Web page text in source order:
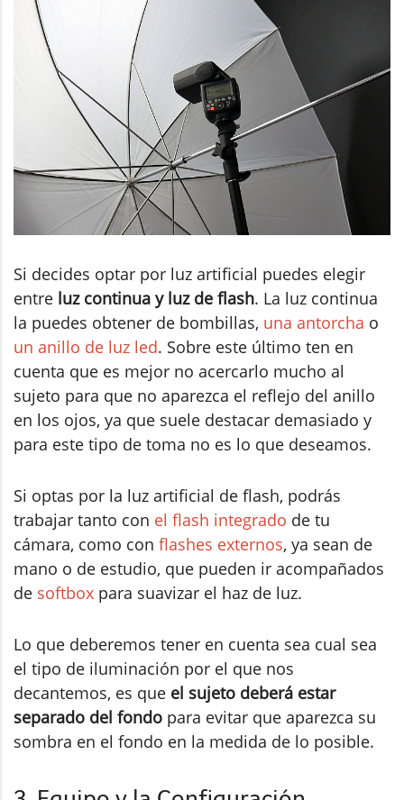
Si decides optar por luz artificial puedes elegir
entre luz continua y luz de flash. La luz continua
la puedes obtener de bombillas, una antorcha o
un anillo de luz led. Sobre este último ten en
cuenta que es mejor no acercarlo mucho al
sujeto para que no aparezca el reflejo del anillo
en los ojos, ya que suele destacar demasiado y
para este tipo de toma no es lo que deseamos.
Si optas por la luz artificial de flash, podrás
trabajar tanto con el flash integrado de tu
cámara, como con flashes externos, ya sean de
mano o de estudio, que pueden ir acompañados
de softbox para suavizar el haz de luz.
Lo que deberemos tener en cuenta sea cual sea
el tipo de iluminación por el que nos
decantemos, es que el sujeto deberá estar
separado del fondo para evitar que aparezca su
sombra en el fondo en la medida de lo posible.